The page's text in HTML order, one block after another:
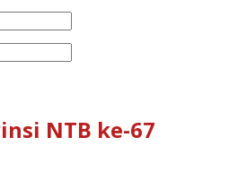
NTB ke-67